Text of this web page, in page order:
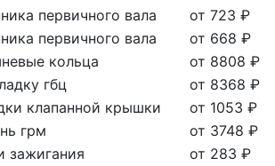
первичного вала
от 723 ₽
первичного вала
от 668 ₽
кольца
от 8808 ₽
гбц
от 8368 ₽
клапанной крышки
от 1053 ₽
грм
от 3748 ₽
зажигания
от 283 ₽